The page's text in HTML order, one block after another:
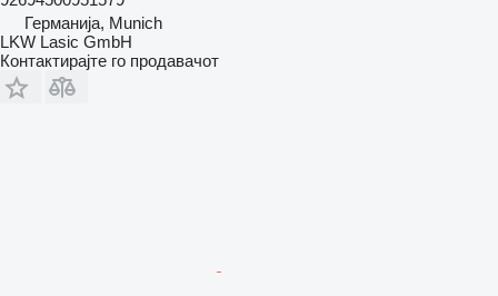
Германија, Munich
LKW Lasic GmbH
Контактирајте го продавачот